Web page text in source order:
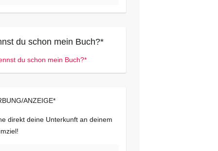
du schon mein Buch?*
ANZEIGE*
direkt deine Unterkunft an deinem